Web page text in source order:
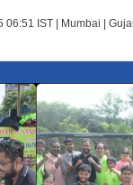
06:51 IST | Mumbai |